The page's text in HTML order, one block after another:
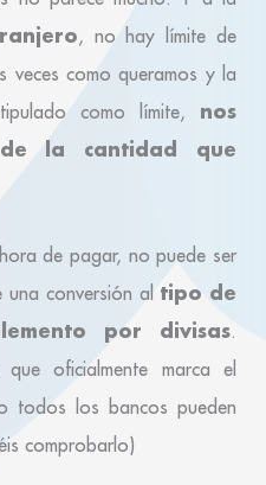
, no hay límite de
veces como queramos y la
como límite, nos
la cantidad que
de pagar, no puede ser
conversión al tipo de
por divisas.
oficialmente marca el
todos los bancos pueden
comprobarlo)